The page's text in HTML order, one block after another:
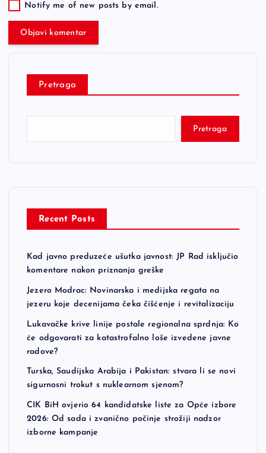
Notify me of new posts by email.
Pretraga
Pretraga
Recent Posts
Kad javno preduzeće ušutka javnost: JP Rad isključio
komentare nakon priznanja greške
Jezero Modrac: Novinarska i medijska regata na
jezeru koje decenijama čeka čišćenje i revitalizaciju
Lukavačke krive linije postale regionalna sprdnja: Ko
će odgovarati za katastrofalno loše izvedene javne
radove?
Turska, Saudijska Arabija i Pakistan: stvara li se novi
sigurnosni trokut s nuklearnom sjenom?
CIK BiH ovjerio 64 kandidatske liste za Opće izbore
2026: Od sada i zvanično počinje strožiji nadzor
izborne kampanje